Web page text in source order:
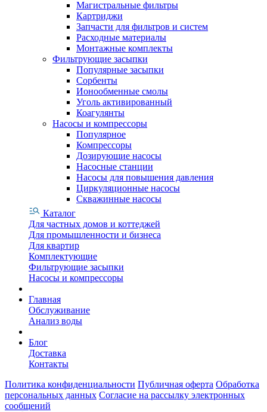
Магистральные фильтры
Картриджи
Запчасти для фильтров и систем
Расходные материалы
Монтажные комплекты
Фильтрующие засыпки
Популярные засыпки
Сорбенты
Ионообменные смолы
Уголь активированный
Коагулянты
Насосы и компрессоры
Популярное
Компрессоры
Дозирующие насосы
Насосные станции
Насосы для повышения давления
Циркуляционные насосы
Скважинные насосы
Каталог
Для частных домов и коттеджей
Для промышленности и бизнеса
Для квартир
Комплектующие
Фильтрующие засыпки
Насосы и компрессоры
Главная
Обслуживание
Анализ воды
Блог
Доставка
Контакты
Политика конфиденциальности Публичная оферта Обработка
персональных данных Согласие на рассылку электронных
сообщений